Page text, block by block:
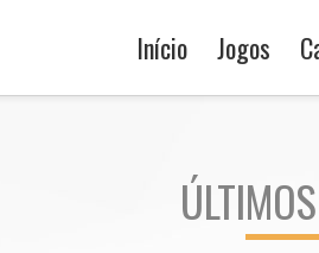
Início Jogos
ÚLTIMOS